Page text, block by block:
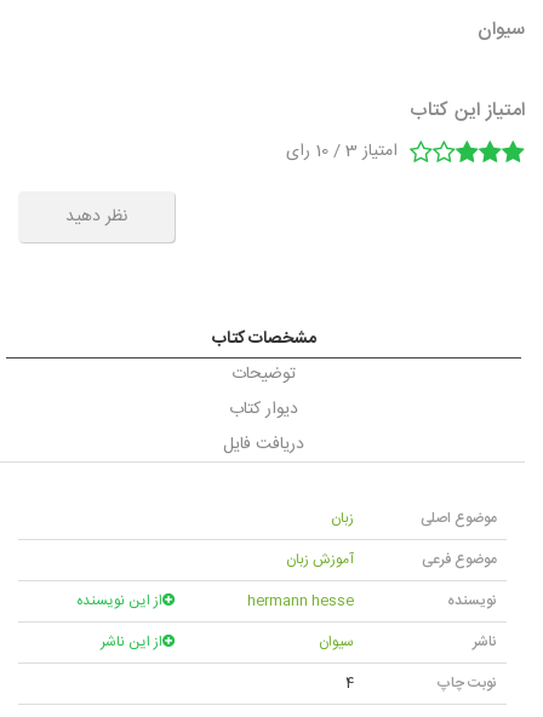
سیوان
امتیاز این کتاب
امتیاز3
/
10 رای
نظر دهید
مشخصات کتاب
توضیحات
دیوار کتاب
دریافت فایل
موضوع اصلی
زبان
موضوع فرعی
آموزش زبان
نویسنده
hermann hesse
از این نویسنده
ناشر
سیوان
از این ناشر
نوبت چاپ
4